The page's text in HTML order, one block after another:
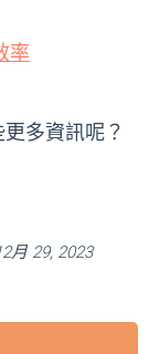
率
多資訊呢？
月 29, 2023